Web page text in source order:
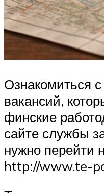
Ознакомиться
вакансий,
финские
сайте службы
нужно перейти
http://www.te-